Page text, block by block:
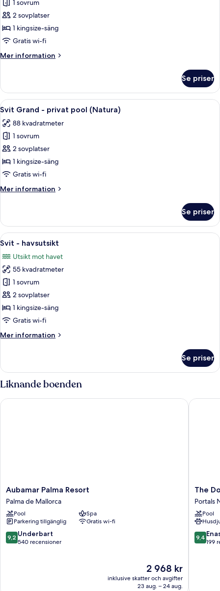
Deluxe-
rum
-
havsutsikt
1 sovrum
2 sovplatser
1 kingsize-säng
Gratis wi-fi
Mer information
Mer
rum
havsutsikt
Se priser
Öppna
alla
foton
för
Svit
Grand
-
pool
Ett modernt matområde med en
5
Svit Grand - privat pool (Natura)
88 kvadratmeter
1 sovrum
2 sovplatser
1 kingsize-säng
Gratis wi-fi
Mer information
Mer
Grand
privat
(Natura)
Se priser
Öppna
alla
foton
för
Svit
-
havsutsikt
Ett modernt sovrum med en stor
5
Svit - havsutsikt
Utsikt mot havet
55 kvadratmeter
1 sovrum
2 sovplatser
1 kingsize-säng
Gratis wi-fi
Mer information
Mer
-
havsutsikt
Se priser
Liknande boenden
Aubamar
Palma
Resort
Palma
de
Mallorca
Aubamar Palma Resort
Palma de Mallorca
Pool
Spa
Parkering tillgänglig
Gratis wi-fi
9.2
av
9,2 Underbart
540 recensioner
Priset
är
2 968 kr
2 968 kr
inklusive skatter och avgifter
23 aug. – 24 aug.
Aubamar Palma Resort
The
Donna
Portals
Portals
Nous
The
Portals
Pool
9.4
av
9,4
199
The